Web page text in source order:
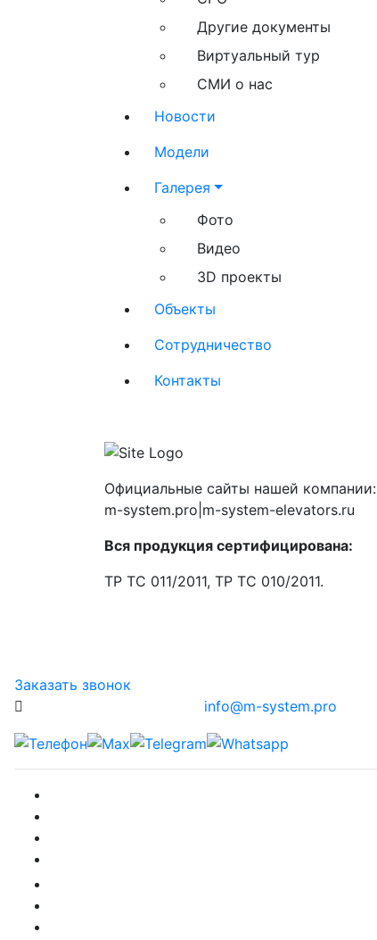
Другие документы
Виртуальный тур
СМИ о нас
Новости
Модели
Галерея
Фото
Видео
3D проекты
Объекты
Сотрудничество
Контакты
Официальные сайты нашей компании:
m-system.pro|m-system-elevators.ru
Вся продукция сертифицирована:
ТР ТС 011/2011, ТР ТС 010/2011.
Заказать звонок
info@m-system.pro